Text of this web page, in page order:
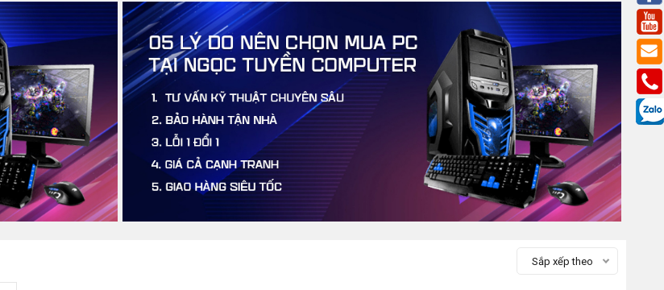
Sắp xếp theo